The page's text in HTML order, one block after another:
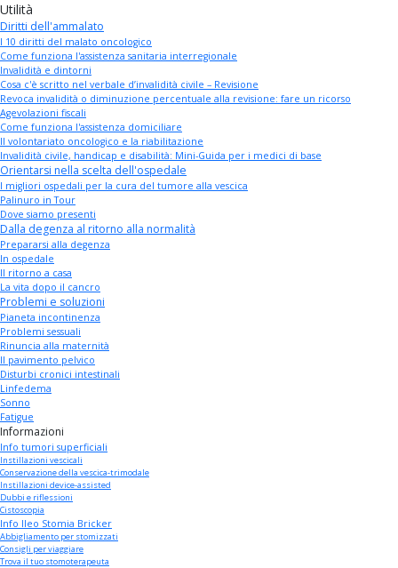
Utilità
Diritti dell'ammalato
I 10 diritti del malato oncologico
Come funziona l'assistenza sanitaria interregionale
Invalidità e dintorni
Cosa c'è scritto nel verbale d’invalidità civile – Revisione
Revoca invalidità o diminuzione percentuale alla revisione: fare un ricorso
Agevolazioni fiscali
Come funziona l'assistenza domiciliare
Il volontariato oncologico e la riabilitazione
Invalidità civile, handicap e disabilità: Mini-Guida per i medici di base
Orientarsi nella scelta dell'ospedale
I migliori ospedali per la cura del tumore alla vescica
Palinuro in Tour
Dove siamo presenti
Dalla degenza al ritorno alla normalità
Prepararsi alla degenza
In ospedale
Il ritorno a casa
La vita dopo il cancro
Problemi e soluzioni
Pianeta incontinenza
Problemi sessuali
Rinuncia alla maternità
Il pavimento pelvico
Disturbi cronici intestinali
Linfedema
Sonno
Fatigue
Informazioni
Info tumori superficiali
Instillazioni vescicali
Conservazione della vescica-trimodale
Instillazioni device-assisted
Dubbi e riflessioni
Cistoscopia
Info Ileo Stomia Bricker
Abbigliamento per stomizzati
Consigli per viaggiare
Trova il tuo stomoterapeuta